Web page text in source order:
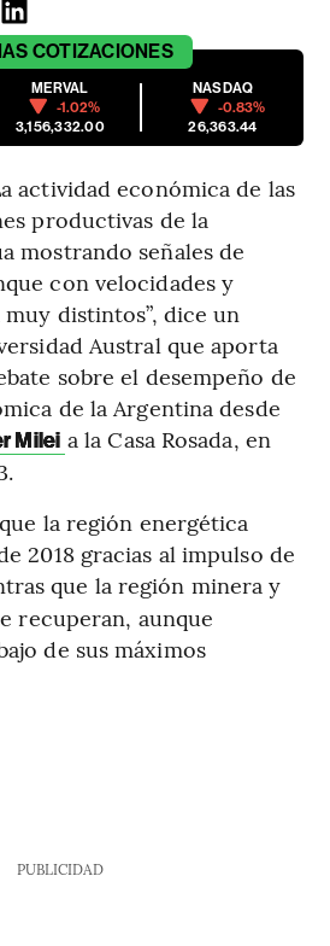
COTIZACIONES
MERVAL
-1.02%
3,156,332.00
NASDAQ
-0.83%
26,363.44
actividad económica de las
productivas de la
mostrando señales de
con velocidades y
distintos”, dice un
Austral que aporta
sobre el desempeño de
de la Argentina desde
Milei a la Casa Rosada, en
la región energética
2018 gracias al impulso de
que la región minera y
recuperan, aunque
de sus máximos
PUBLICIDAD